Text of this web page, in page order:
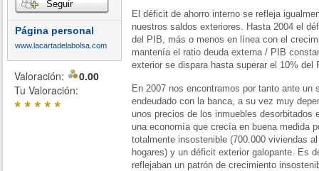
Seguir
Página personal
www.lacartadelabolsa.com
Valoración:
0.00
Tu Valoración:
*****
El déficit de ahorro interno se refleja
nuestros saldos exteriores. Hasta 2004 el
del PIB, más o menos en línea con el
mantenía el ratio deuda externa / PIB
exterior se dispara hasta superar el 10% del
En 2007 nos encontramos por tanto ante un
endeudado con la banca, a su vez muy
unos precios de los inmuebles desorbitados
una economía que crecía en buena medida
totalmente insostenible (700.000 viviendas
hogares) y un déficit exterior galopante. Es
reflejaban un patrón de crecimiento